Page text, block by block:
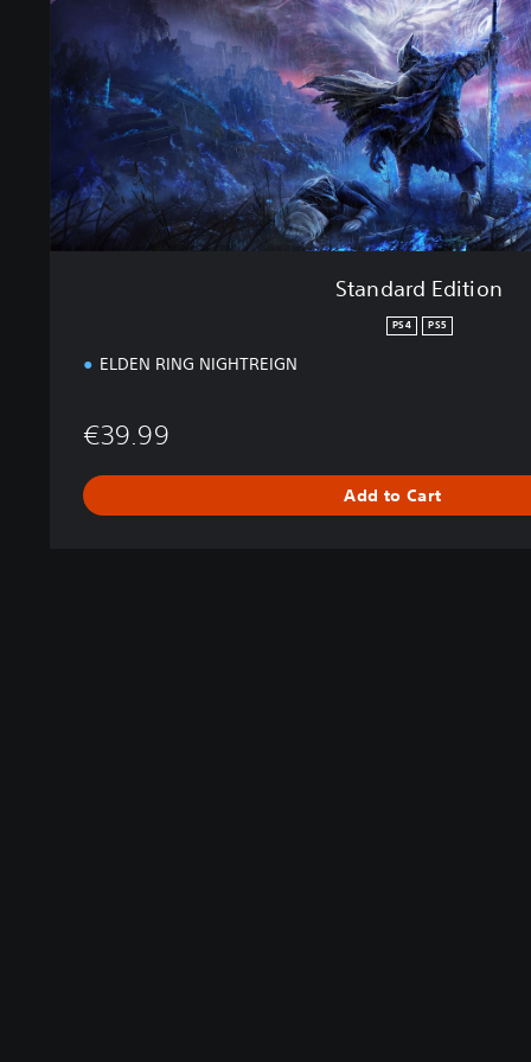
i
n
Standard Edition
PS4 PS5
ELDEN RING NIGHTREIGN
€39.99
Add to Cart